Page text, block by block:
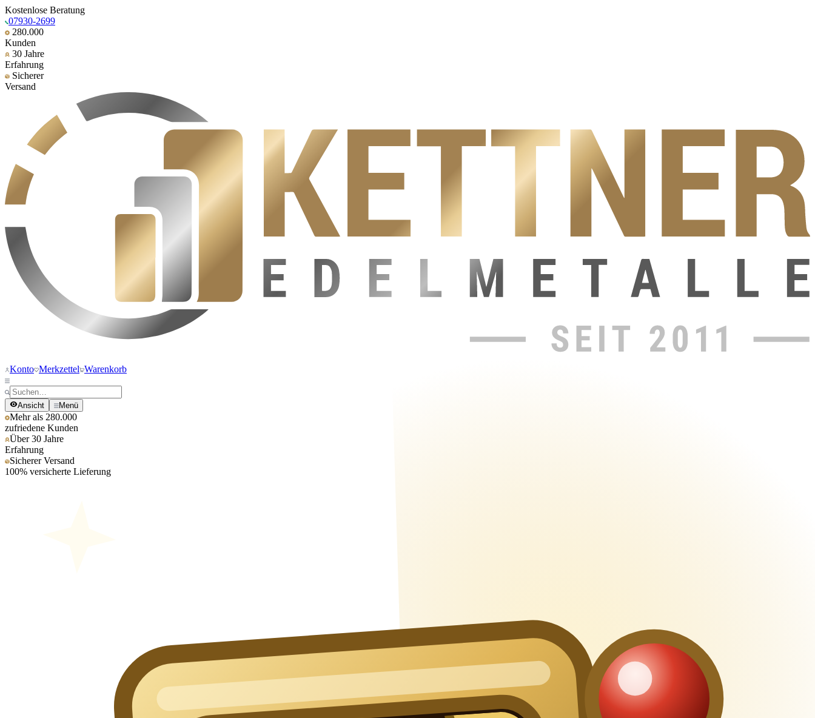
Kostenlose Beratung
07930-2699
280.000
Kunden
30 Jahre
Erfahrung
Sicherer
Versand
Konto Merkzettel Warenkorb
Ansicht Menü
Mehr als 280.000
zufriedene Kunden
Über 30 Jahre
Erfahrung
Sicherer Versand
100% versicherte Lieferung